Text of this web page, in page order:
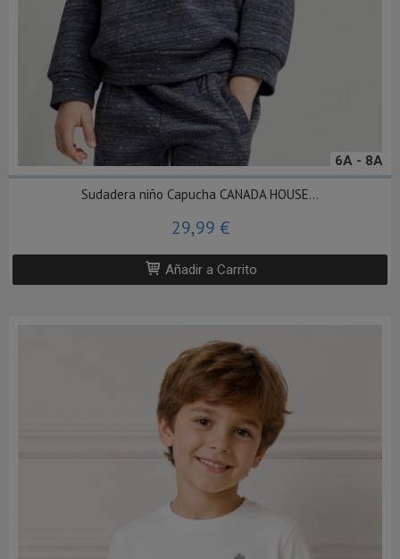
6A - 8A
Sudadera niño Capucha CANADA HOUSE...
29,99 €
Añadir a Carrito